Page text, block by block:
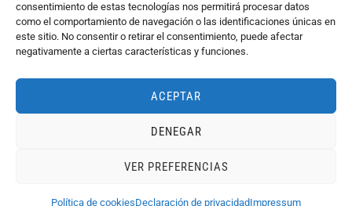
consentimiento de estas tecnologías nos permitirá procesar datos
como el comportamiento de navegación o las identificaciones únicas en
este sitio. No consentir o retirar el consentimiento, puede afectar
negativamente a ciertas características y funciones.
ACEPTAR
DENEGAR
VER PREFERENCIAS
Política de cookiesDeclaración de privacidadImpressum
Ayuntamiento de Córdoba 2024.